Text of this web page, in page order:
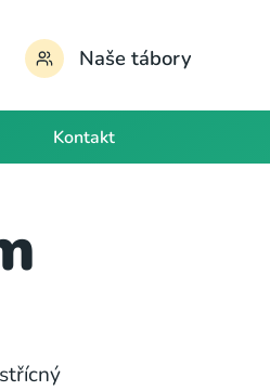
Naše tábory
Kontakt